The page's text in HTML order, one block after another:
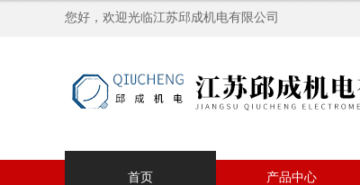
您好，欢迎光临江苏邱成机电有限公司
首页 产品中心